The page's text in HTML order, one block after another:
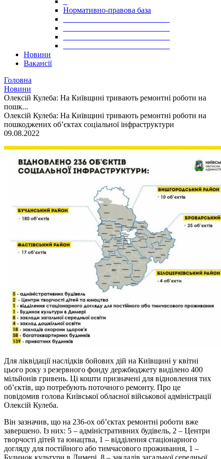
Нормативно-правова база
Новини
Вакансії
Головна
Новини
Олексій Кулеба: На Київщині тривають ремонтні роботи на
пошк...
Олексій Кулеба: На Київщині тривають ремонтні роботи на
пошкоджених об’єктах соціальної інфраструктури
09.08.2022
Для ліквідації наслідків бойових дій на Київщині у квітні
цього року з резервного фонду держбюджету виділено 400
мільйонів гривень. Ці кошти призначені для відновлення тих
об’єктів, що потребують поточного ремонту. Про це
повідомив голова Київської обласної військової адміністрації
Олексій Кулеба.
Він зазначив, що на 236-ох об’єктах ремонтні роботи вже
завершено. Із них: 5 – адміністративних будівель, 2 – Центри
творчості дітей та юнацтва, 1 – відділення стаціонарного
догляду для постійного або тимчасового проживання, 1 –
Будинок культури в Димері, 8 – закладів загальної середньої